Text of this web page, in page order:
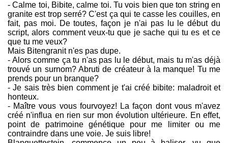
- Calme toi, Bibite, calme toi. Tu vois bien que ton string en
granite est trop serré? C'est ça qui te casse les couilles, en
fait, pas moi. De toutes, façon je n'ai pas lu le début du
script, alors comment veux-tu que je sache qui tu es et ce
que tu me veux?
Mais Bitengranit n'es pas dupe.
- Alors comme ça tu n'as pas lu le début, mais tu m'as déjà
trouvé un surnom? Abruti de créateur à la manque! Tu me
prends pour un branque?
- Je sais très bien comment je t'ai créé bibite: maladroit et
honteux.
- Maître vous vous fourvoyez! La façon dont vous m'avez
créé n'influa en rien sur mon évolution ultérieure. En effet,
point de patrimoine génétique pour me limiter ou me
contraindre dans une voie. Je suis libre!